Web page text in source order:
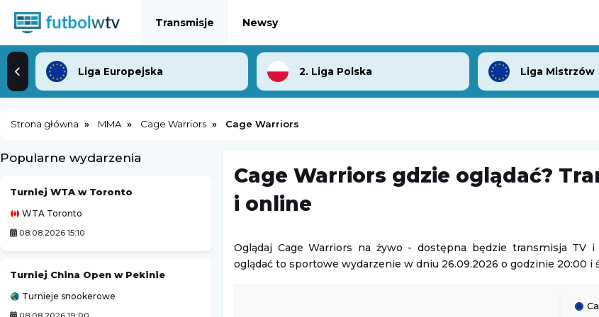
Transmisje Newsy
Liga Europejska 2. Liga Polska Liga Mistrzów
Strona główna MMA Cage Warriors Cage Warriors
Popularne wydarzenia
Turniej WTA w Toronto
WTA Toronto
08.08.2026 15:10
Turniej China Open w Pekinie
Turnieje snookerowe
MotoGP
Cage Warriors gdzie oglądać?
i online
Oglądaj Cage Warriors na żywo - dostępna będzie transmisja TV i
oglądać to sportowe wydarzenie w dniu 26.09.2026 o godzinie 20:00 i